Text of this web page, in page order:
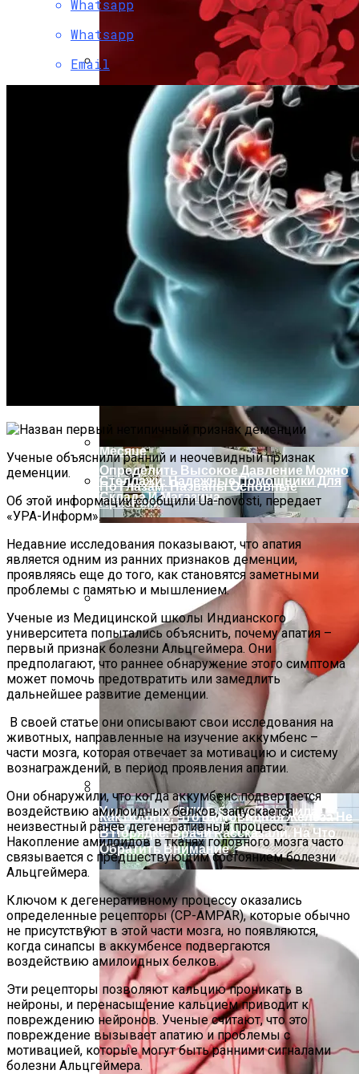
Как Снять Офис: Советы По Выбору И
Оформлению Договора
Как Сдать Квартиру Без Проблем И
Найти Надежных Арендаторов
Аренда Недвижимости Для Бизнеса:
Как Найти Подходящее Помещение
Chery Выводит На Рынок Новый
Гибридный Кроссовер Fulwin T10
Обновленный Volkswagen Magotan
Выходит На Китайский Рынок В Этом
Месяце
Стеллажи: Надежные Помощники Для
Склада И Магазина
Удлиненная BMW 5-Series Получила
Версию С Правым Рулем
Группа Крови У Человека Может
Измениться: Ученые Выявили При
Каких Обстоятельствах Это Возможно
Определить Высокое Давление Можно
По Глазам: Названы Основные
Признаки
Как Понять, Что Щитовидная Железа Не
В Порядке: Врачи Рассказали, На Что
Обратить Внимание
Whatsapp
Whatsapp
Email
Ученые объяснили ранний и неочевидный признак
деменции.
Об этой информации сообщили Ua-novosti, передает
«УРА-Информ».
Недавние исследования показывают, что апатия
является одним из ранних признаков деменции,
проявляясь еще до того, как становятся заметными
проблемы с памятью и мышлением.
Ученые из Медицинской школы Индианского
университета попытались объяснить, почему апатия –
первый признак болезни Альцгеймера. Они
предполагают, что раннее обнаружение этого симптома
может помочь предотвратить или замедлить
дальнейшее развитие деменции.
В своей статье они описывают свои исследования на
животных, направленные на изучение аккумбенс –
части мозга, которая отвечает за мотивацию и систему
вознаграждений, в период проявления апатии.
Они обнаружили, что когда аккумбенс подвергается
воздействию амилоидных белков, запускается
неизвестный ранее дегенеративный процесс.
Накопление амилоидов в тканях головного мозга часто
связывается с предшествующим состоянием болезни
Альцгеймера.
Ключом к дегенеративному процессу оказались
определенные рецепторы (CP-AMPAR), которые обычно
не присутствуют в этой части мозга, но появляются,
когда синапсы в аккумбенсе подвергаются
воздействию амилоидных белков.
Эти рецепторы позволяют кальцию проникать в
нейроны, и перенасыщение кальцием приводит к
повреждению нейронов. Ученые считают, что это
повреждение вызывает апатию и проблемы с
мотивацией, которые могут быть ранними сигналами
болезни Альцгеймера.